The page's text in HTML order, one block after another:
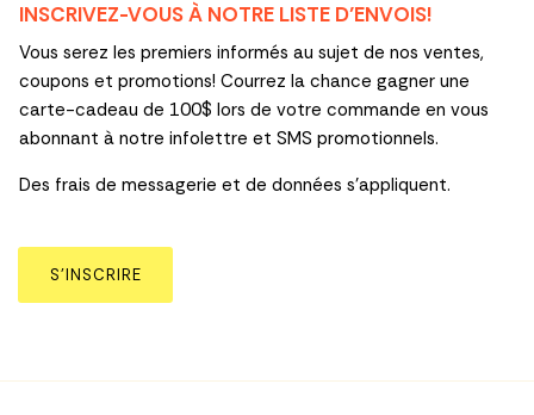
INSCRIVEZ-VOUS À NOTRE LISTE D’ENVOIS!
Vous serez les premiers informés au sujet de nos ventes,
coupons et promotions! Courrez la chance gagner une
carte-cadeau de 100$ lors de votre commande en vous
abonnant à notre infolettre et SMS promotionnels.
Des frais de messagerie et de données s’appliquent.
S’INSCRIRE